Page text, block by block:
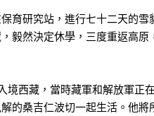
育研究站，進行七十二天的雪
毅然決定休學，三度重返高原
境西藏，當時藏軍和解放軍正
的桑吉仁波切一起生活。他將